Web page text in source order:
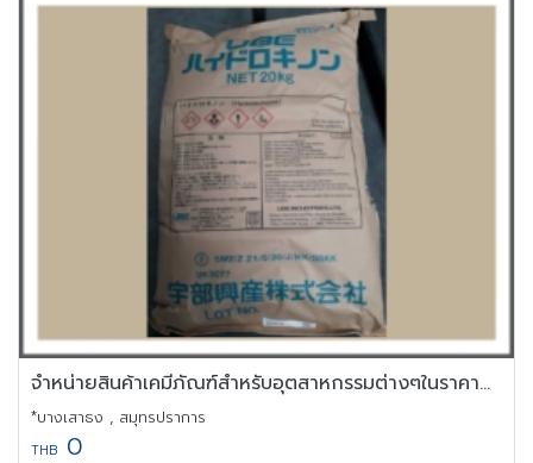
จำหน่ายสินค้าเคมีภัณฑ์สำหรับอุตสาหกรรมต่างๆในราคาถูกจากโรงงาน
*บางเสาธง , สมุทรปราการ
THB 0